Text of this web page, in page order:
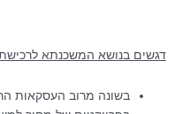
דגשים בנושא המשכנתא
בשונה מרוב העסקאות